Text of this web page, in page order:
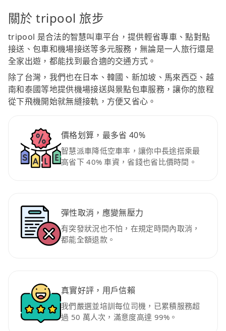
關於 tripool 旅步
tripool 是合法的智慧叫車平台，提供輕省專車、點對點
接送、包車和機場接送等多元服務，無論是一人旅行還是
全家出遊，都能找到最合適的交通方式。
除了台灣，我們也在日本、韓國、新加坡、馬來西亞、越
南和泰國等地提供機場接送與景點包車服務，讓你的旅程
從下飛機開始就無縫接軌，方便又省心。
價格划算，最多省 40%
智慧派車降低空車率，讓你中長途搭乘最
高省下 40% 車資，省錢也省比價時間。
彈性取消，應變無壓力
有突發狀況也不怕，在規定時間內取消，
都能全額退款。
真實好評，用戶信賴
我們嚴選並培訓每位司機，已累積服務超
過 50 萬人次，滿意度高達 99%。